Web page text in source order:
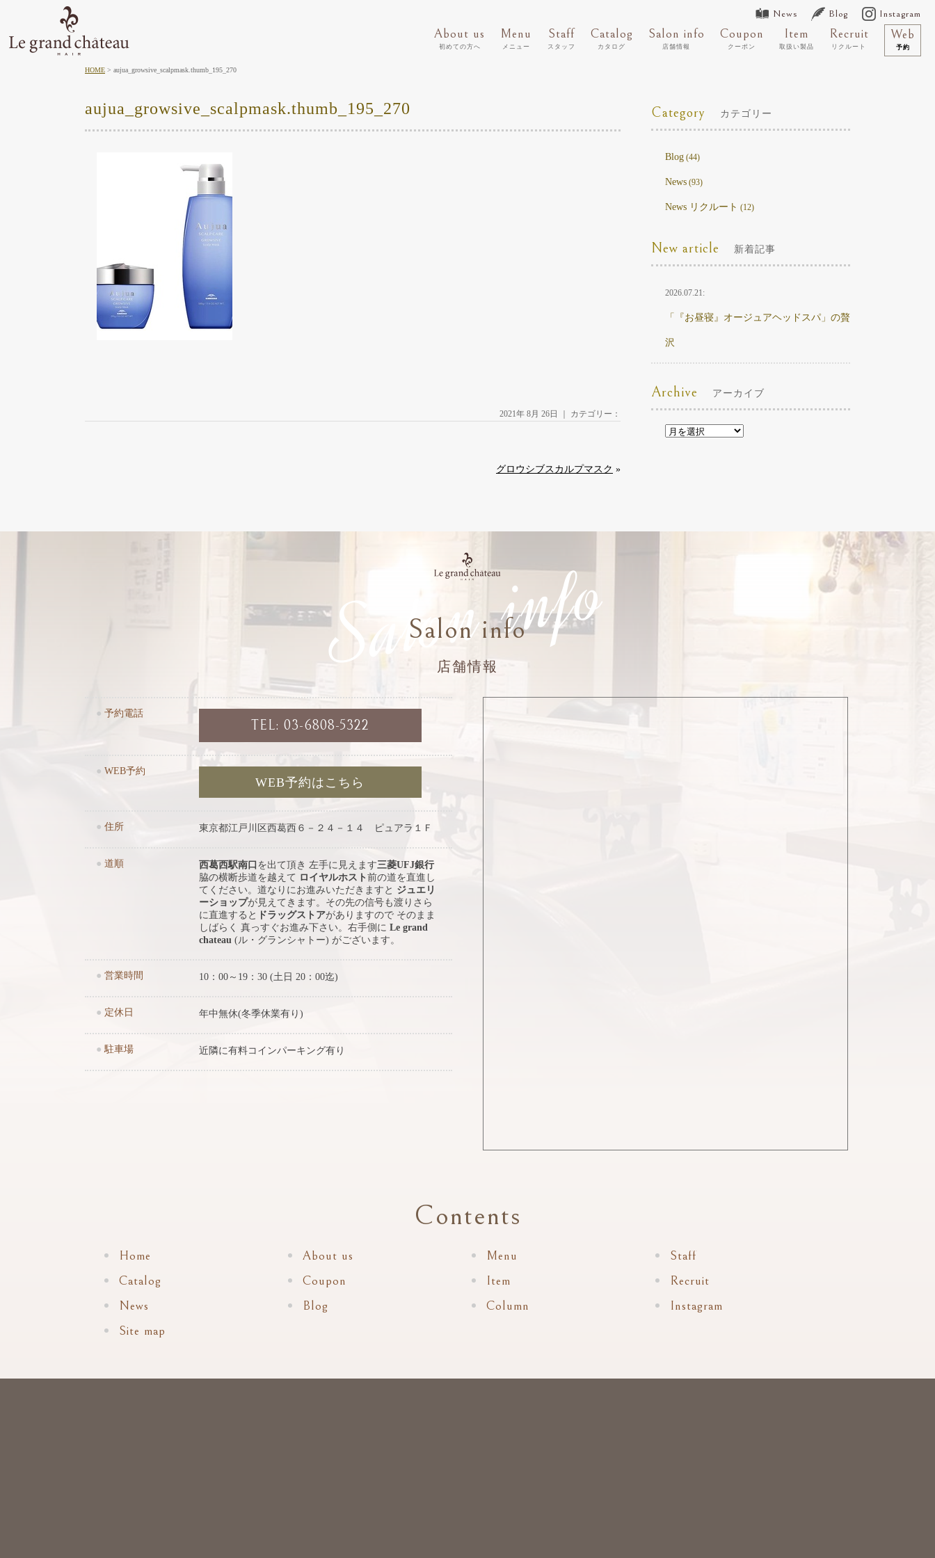
News Blog Instagram
About us
初めての方へ
Menu
メニュー
Staff
スタッフ
Catalog
カタログ
Salon info
店舗情報
Coupon
クーポン
Item
取扱い製品
Recruit
リクルート
Web
予約
HOME aujua_growsive_scalpmask.thumb_195_270
aujua_growsive_scalpmask.thumb_195_270
2021年 8月 26日 ｜ カテゴリー：
グロウシブスカルプマスク »
Category カテゴリー
Blog (44)
News (93)
News リクルート (12)
New article 新着記事
2026.07.21:
「『お昼寝』オージュアヘッドスパ」の贅
沢
Archive アーカイブ
Salon info
Salon info
店舗情報
● 予約電話
TEL: 03-6808-5322
● WEB予約
WEB予約はこちら
● 住所 東京都江戸川区西葛西６－２４－１４ ピュアラ１Ｆ
● 道順 西葛西駅南口 を出て頂き 左手に見えます三菱UFJ銀行
脇の横断歩道を越えて ロイヤルホスト 前の道を直進し
てください。道なりにお進みいただきますと ジュエリ
ーショップが見えてきます。その先の信号も渡りさら
に直進すると ドラッグストアがありますので そのまま
しばらく 真っすぐお進み下さい。右手側に Le grand
chateau (ル・グランシャトー) がございます。
● 営業時間 10：00～19：30 (土日 20：00迄)
● 定休日 年中無休(冬季休業有り)
● 駐車場 近隣に有料コインパーキング有り
Contents
Home About us Menu
Staff
Catalog
Coupon Item
Recruit
News
Blog Column
Instagram
Site map